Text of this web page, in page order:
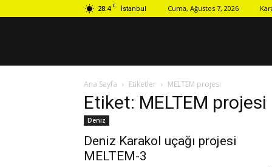
28.4 C İstanbul Cuma, Ağustos 7, 2026
Ana Sayfa Etiketler MELTEM projesi
Etiket: MELTEM projesi
Deniz
Deniz Karakol uçağı projesi
MELTEM-3